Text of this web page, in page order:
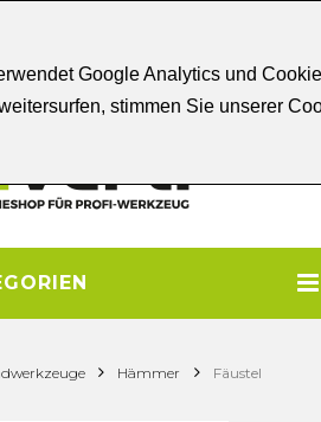
Google Analytics und
stimmen Sie unserer
> Hämmer > Fäustel